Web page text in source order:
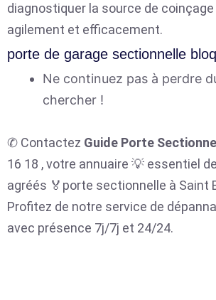
diagnostiquer la source de coinçage
agilement et efficacement.
porte de garage sectionnelle
Ne continuez pas à perdre
chercher !
✆ Contactez Guide Porte
16 18 , votre annuaire 💡 essentiel
agréés 🏅porte sectionnelle à Saint
Profitez de notre service de
avec présence 7j/7j et 24/24.